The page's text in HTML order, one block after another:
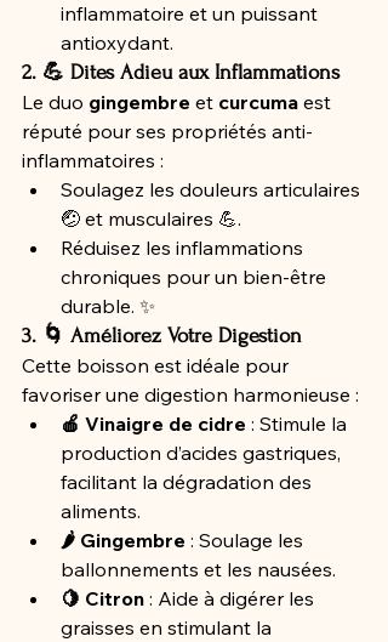
inflammatoire et un puissant
antioxydant.
2. 💪 Dites Adieu aux Inflammations
Le duo gingembre et curcuma est
réputé pour ses propriétés anti-
inflammatoires :
Soulagez les douleurs articulaires
🤕 et musculaires 💪.
Réduisez les inflammations
chroniques pour un bien-être
durable. ✨
3. 🌀 Améliorez Votre Digestion
Cette boisson est idéale pour
favoriser une digestion harmonieuse :
🍎 Vinaigre de cidre : Stimule la
production d’acides gastriques,
facilitant la dégradation des
aliments.
🌶️ Gingembre : Soulage les
ballonnements et les nausées.
🍋 Citron : Aide à digérer les
graisses en stimulant la